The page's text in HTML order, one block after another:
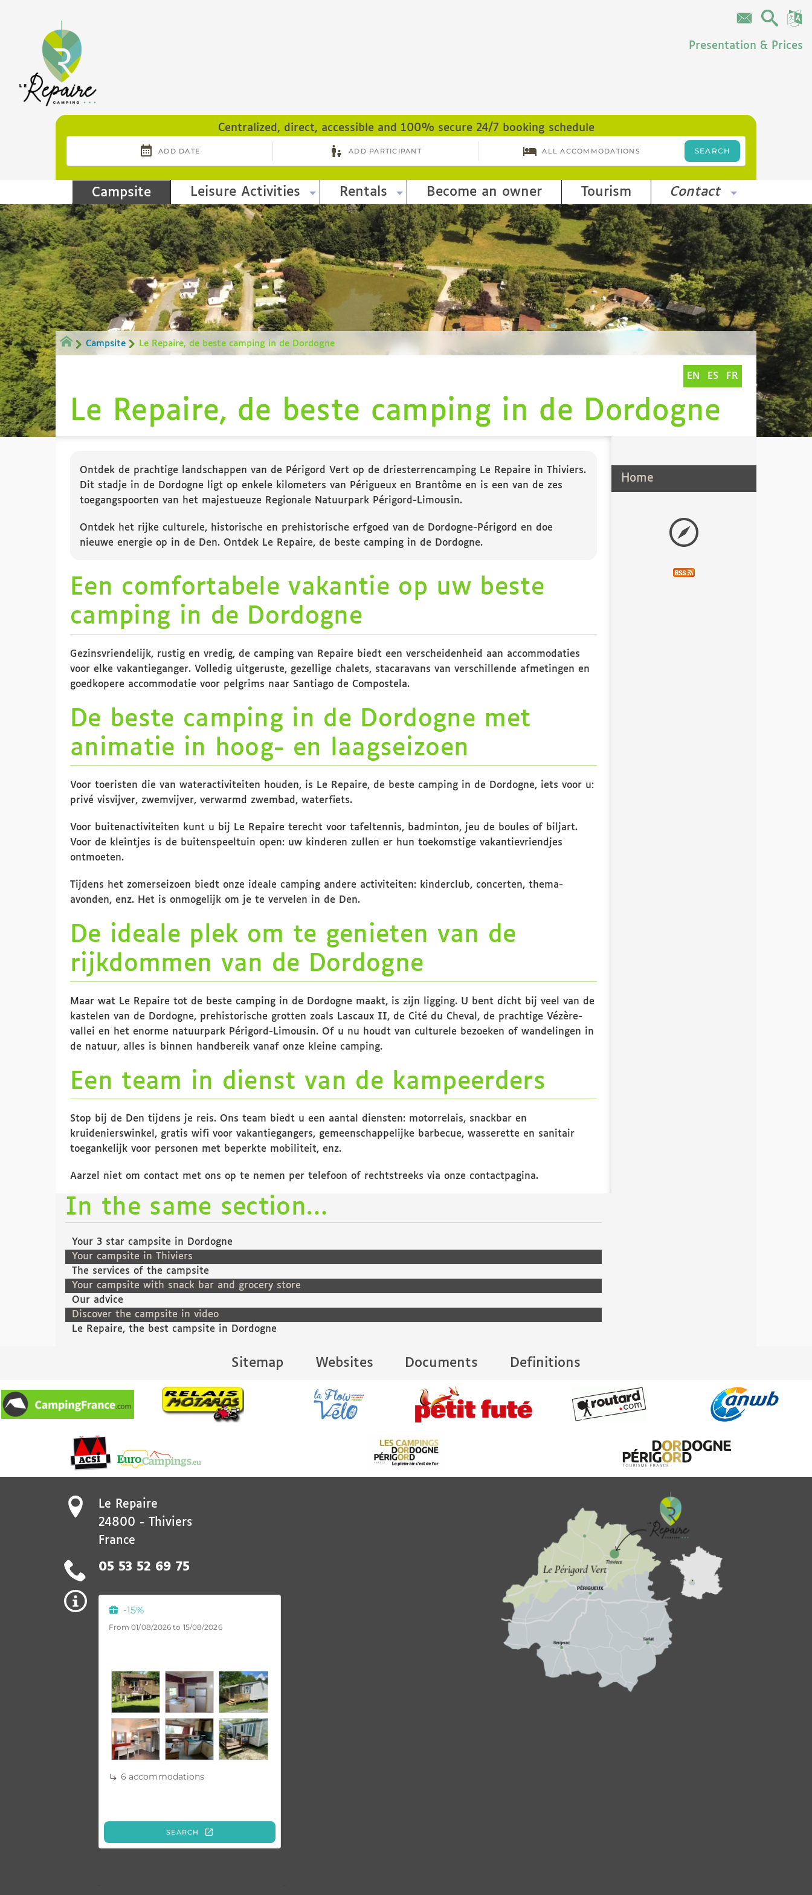
Presentation & Prices
Centralized, direct, accessible and 100% secure 24/7 booking schedule
Campsite Leisure Activities Rentals Become an owner Tourism Contact
Campsite Le Repaire, de beste camping in de Dordogne
EN ES FR
Le Repaire, de beste camping in de Dordogne
Ontdek de prachtige landschappen van de Périgord Vert op de driesterrencamping Le Repaire in Thiviers.
Dit stadje in de Dordogne ligt op enkele kilometers van Périgueux en Brantôme en is een van de zes
toegangspoorten van het majestueuze Regionale Natuurpark Périgord-Limousin.
Ontdek het rijke culturele, historische en prehistorische erfgoed van de Dordogne-Périgord en doe
nieuwe energie op in de Den. Ontdek Le Repaire, de beste camping in de Dordogne.
Een comfortabele vakantie op uw beste
camping in de Dordogne
Gezinsvriendelijk, rustig en vredig, de camping van Repaire biedt een verscheidenheid aan accommodaties
voor elke vakantieganger. Volledig uitgeruste, gezellige chalets, stacaravans van verschillende afmetingen en
goedkopere accommodatie voor pelgrims naar Santiago de Compostela.
De beste camping in de Dordogne met
animatie in hoog- en laagseizoen
Voor toeristen die van wateractiviteiten houden, is Le Repaire, de beste camping in de Dordogne, iets voor u:
privé visvijver, zwemvijver, verwarmd zwembad, waterfiets.
Voor buitenactiviteiten kunt u bij Le Repaire terecht voor tafeltennis, badminton, jeu de boules of biljart.
Voor de kleintjes is de buitenspeeltuin open: uw kinderen zullen er hun toekomstige vakantievriendjes
ontmoeten.
Tijdens het zomerseizoen biedt onze ideale camping andere activiteiten: kinderclub, concerten, thema-
avonden, enz. Het is onmogelijk om je te vervelen in de Den.
De ideale plek om te genieten van de
rijkdommen van de Dordogne
Maar wat Le Repaire tot de beste camping in de Dordogne maakt, is zijn ligging. U bent dicht bij veel van de
kastelen van de Dordogne, prehistorische grotten zoals Lascaux II, de Cité du Cheval, de prachtige Vézère-
vallei en het enorme natuurpark Périgord-Limousin. Of u nu houdt van culturele bezoeken of wandelingen in
de natuur, alles is binnen handbereik vanaf onze kleine camping.
Een team in dienst van de kampeerders
Stop bij de Den tijdens je reis. Ons team biedt u een aantal diensten: motorrelais, snackbar en
kruidenierswinkel, gratis wifi voor vakantiegangers, gemeenschappelijke barbecue, wasserette en sanitair
toegankelijk voor personen met beperkte mobiliteit, enz.
Aarzel niet om contact met ons op te nemen per telefoon of rechtstreeks via onze contactpagina.
In the same section…
Your 3 star campsite in Dordogne
Your campsite in Thiviers
The services of the campsite
Your campsite with snack bar and grocery store
Our advice
Discover the campsite in video
Le Repaire, the best campsite in Dordogne
Home
Sitemap Websites Documents Definitions
Le Repaire
24800 -
Thiviers
France
05 53 52 69 75